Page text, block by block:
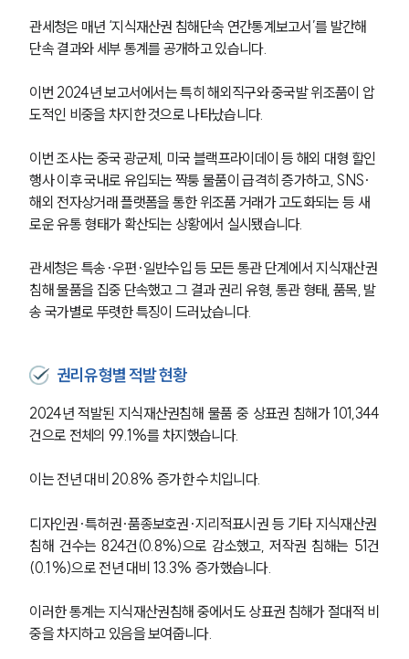
관세청은 매년 ‘지식재산권 침해단속 연간통계보고서’를 발간해
단속 결과와 세부 통계를 공개하고 있습니다.
이번 2024년 보고서에서는 특히 해외직구와 중국발 위조품이 압
도적인 비중을 차지한 것으로 나타났습니다.
이번 조사는 중국 광군제, 미국 블랙프라이데이 등 해외 대형 할인
행사 이후 국내로 유입되는 짝퉁 물품이 급격히 증가하고, SNS·
해외 전자상거래 플랫폼을 통한 위조품 거래가 고도화되는 등 새
로운 유통 형태가 확산되는 상황에서 실시됐습니다.
관세청은 특송·우편·일반수입 등 모든 통관 단계에서 지식재산권
침해 물품을 집중 단속했고 그 결과 권리 유형, 통관 형태, 품목, 발
송 국가별로 뚜렷한 특징이 드러났습니다.
권리유형별 적발 현황
2024년 적발된 지식재산권침해 물품 중 상표권 침해가 101,344
건으로 전체의 99.1%를 차지했습니다.
이는 전년 대비 20.8% 증가한 수치입니다.
디자인권·특허권·품종보호권·지리적표시권 등 기타 지식재산권
침해 건수는 824건(0.8%)으로 감소했고, 저작권 침해는 51건
(0.1%)으로 전년 대비 13.3% 증가했습니다.
이러한 통계는 지식재산권침해 중에서도 상표권 침해가 절대적 비
중을 차지하고 있음을 보여줍니다.